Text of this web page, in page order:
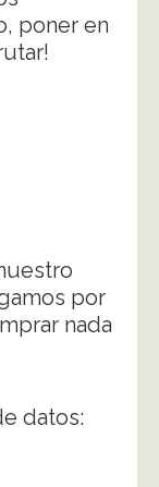
poner en
por
nada
datos: